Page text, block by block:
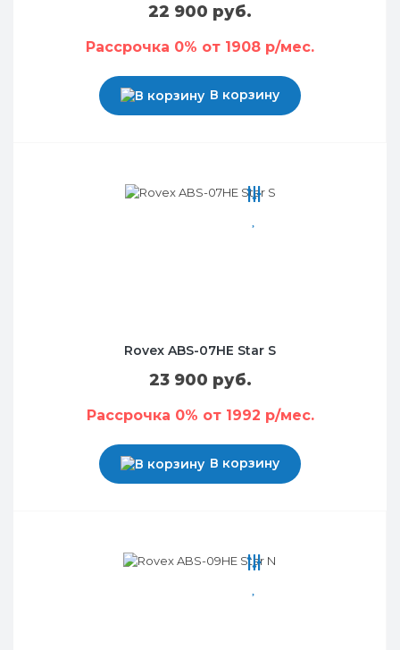
22 900 руб.
Рассрочка 0% от 1908 р/мес.
В корзину
Rovex ABS-07HE Star S
23 900 руб.
Рассрочка 0% от 1992 р/мес.
В корзину